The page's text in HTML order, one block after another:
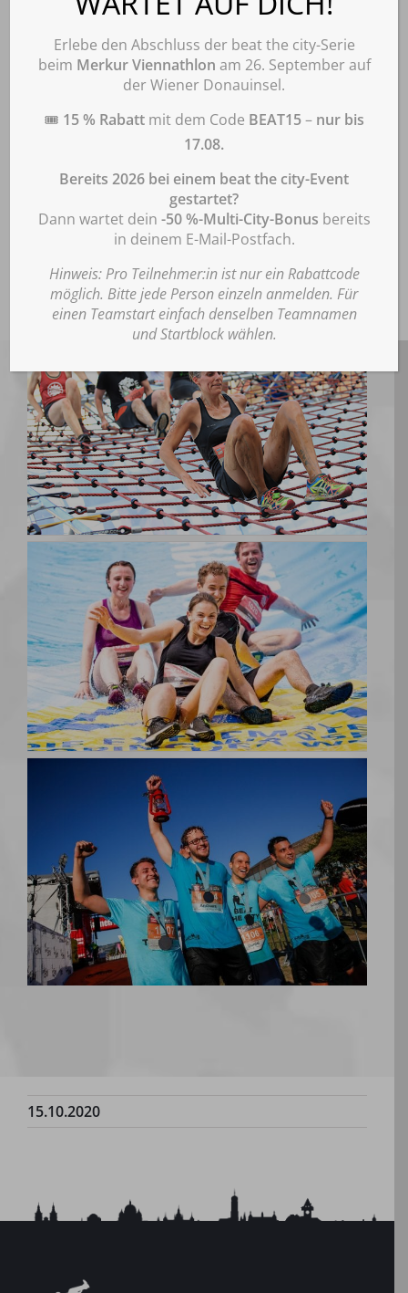
gemäß unserer Datenschutzerklärung. Durch Klick auf „Einverstanden“
willigen Sie ein, dass wir darüber hinaus Cookies Matomo zur Analyse und
statistischen Auswertung der Nutzung der Website gemäß Punkt
Datenschutzerklärung für die Nutzung der Software Matomo“
Webseite nicht erforderlich. Wenn Sie Ihre Einwilligung erteilen, können Sie
diese jederzeit wie unter Punkt „Datenschutzerklärung für die Nutzung der
Software Matomo“ der Datenschutzerklärung beschrieben mit Wirkung für
die Zukunft widerrufen. Hier finden Sie unsere
Datenschutzerklärung:www.beatthecity.at/datenschutz/.
Akzeptieren
Einstellungen
großzügig an die
Unvorhersehbarkeit der
Situation angepasst.“
Andreas Mauerhofer,
Veranstalter
Den ganzen Pressetext findest du
15.10.2020
Erlebe den Abschluss der beat the city-Serie
beim Merkur Viennathlon am 26. September auf
der Wiener Donauinsel.
🎟️ 15 % Rabattmit dem Code BEAT15– nur bis
17.08.
Bereits 2026 bei einem beat the city-Event
gestartet?
Dann wartet dein -50 %-Multi-City-Bonus bereits
in deinem E-Mail-Postfach.
Hinweis: Pro Teilnehmer:in ist nur ein Rabattcode
möglich. Bitte jede Person einzeln anmelden. Für
einen Teamstart einfach denselben Teamnamen
und Startblock wählen.